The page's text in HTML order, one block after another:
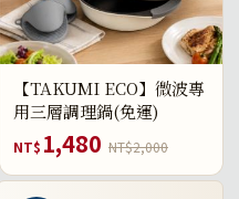
【TAKUMI ECO】微波專
用三層調理鍋(免運)
NT$ 1,480 NT$2,000